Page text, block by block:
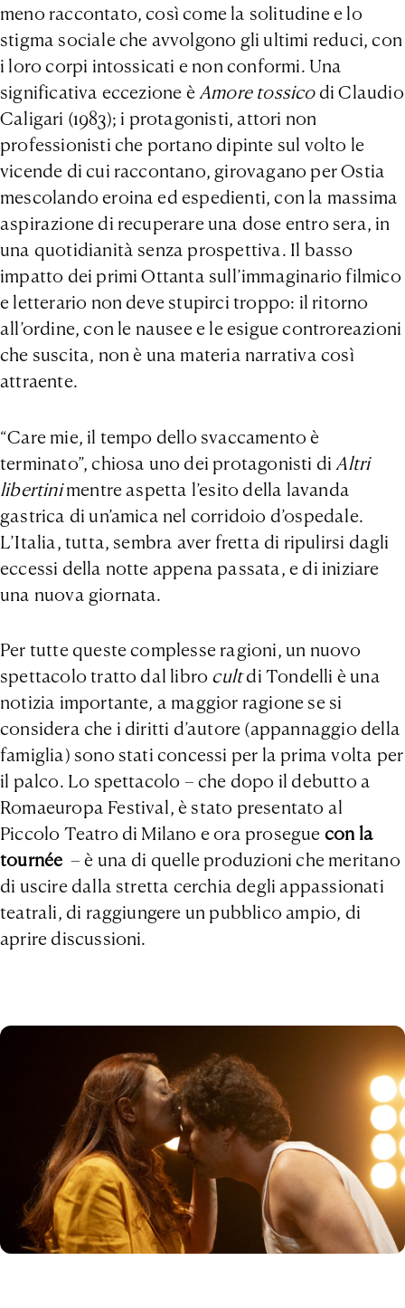
meno raccontato, così come la solitudine e lo
stigma sociale che avvolgono gli ultimi reduci, con
i loro corpi intossicati e non conformi. Una
significativa eccezione èAmore tossicodi Claudio
Caligari (1983); i protagonisti, attori non
professionisti che portano dipinte sul volto le
vicende di cui raccontano, girovagano per Ostia
mescolando eroina ed espedienti, con la massima
aspirazione di recuperare una dose entro sera, in
una quotidianità senza prospettiva. Il basso
impatto dei primi Ottanta sull’immaginario filmico
e letterario non deve stupirci troppo: il ritorno
all’ordine, con le nausee e le esigue controreazioni
che suscita, non è una materia narrativa così
attraente.
“Care mie, il tempo dello svaccamento è
terminato”, chiosa uno dei protagonisti di Altri
libertinimentre aspetta l’esito della lavanda
gastrica di un’amica nel corridoio d’ospedale.
L’Italia, tutta, sembra aver fretta di ripulirsi dagli
eccessi della notte appena passata, e di iniziare
una nuova giornata.
Per tutte queste complesse ragioni, un nuovo
spettacolo tratto dal libro cultdi Tondelli è una
notizia importante, a maggior ragione se si
considera che i diritti d’autore (appannaggio della
famiglia) sono stati concessi per la prima volta per
il palco. Lo spettacolo – che dopo il debutto a
Romaeuropa Festival, è stato presentato al
Piccolo Teatro di Milano e ora prosegue con la
tournée – è una di quelle produzioni che meritano
di uscire dalla stretta cerchia degli appassionati
teatrali, di raggiungere un pubblico ampio, di
aprire discussioni.